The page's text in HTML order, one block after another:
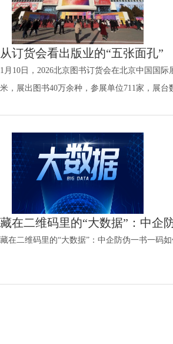
从订货会看出版业的“五张面孔”
1月10日，2026北京图书订货会在北京中国国
米，展出图书40万余种，参展单位711家，展
藏在二维码里的“大数据”：中企
藏在二维码里的“大数据”：中企防伪一书一码